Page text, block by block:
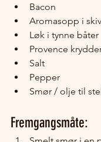
Bacon
Aromasopp i
Løk i tynne båter
Provence
Salt
Pepper
Smør / olje til
Fremgangsmåte: